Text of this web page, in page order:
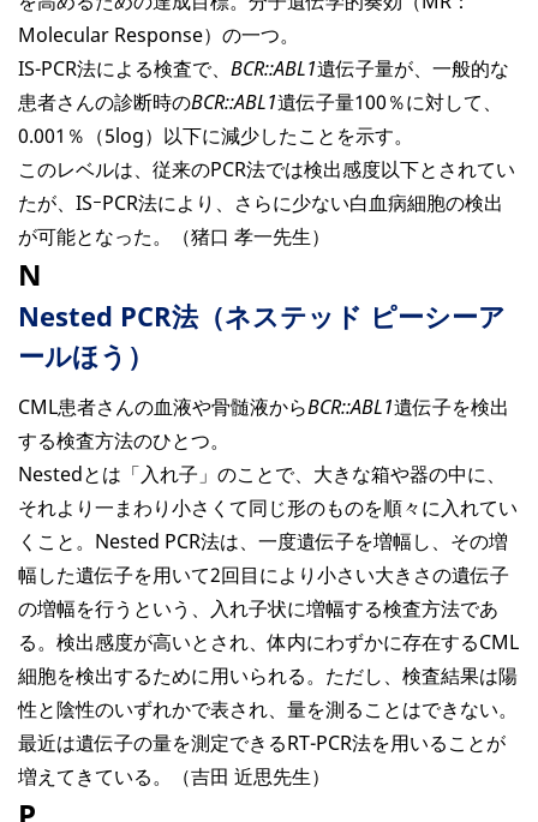
Molecular Response）の一つ。
IS-PCR法による検査で、 BCR::ABL1遺伝子量が、一般的な
患者さんの診断時のBCR::ABL1遺伝子量100％に対して、
0.001％（5log）以下に減少したことを示す。
このレベルは、従来のPCR法では検出感度以下とされてい
たが、ISｰPCR法により、さらに少ない白血病細胞の検出
が可能となった。（猪口 孝一先生）
N
Nested PCR法（ネステッド ピーシーア
ールほう）
CML患者さんの血液や骨髄液からBCR::ABL1遺伝子を検出
する検査方法のひとつ。
Nestedとは「入れ子」のことで、大きな箱や器の中に、
それより一まわり小さくて同じ形のものを順々に入れてい
くこと。Nested PCR法は、一度遺伝子を増幅し、その増
幅した遺伝子を用いて2回目により小さい大きさの遺伝子
の増幅を行うという、入れ子状に増幅する検査方法であ
る。検出感度が高いとされ、体内にわずかに存在するCML
細胞を検出するために用いられる。ただし、検査結果は陽
性と陰性のいずれかで表され、量を測ることはできない。
最近は遺伝子の量を測定できるRT-PCR法を用いることが
増えてきている。（吉田 近思先生）
P